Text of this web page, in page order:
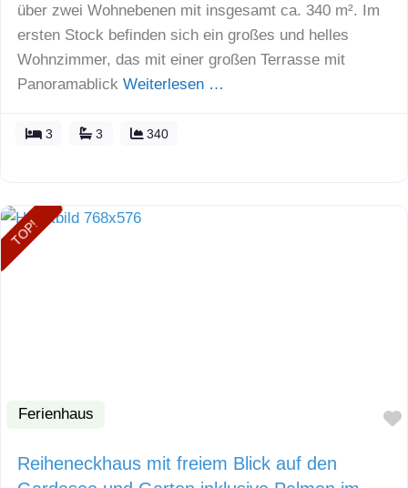
über zwei Wohnebenen mit insgesamt ca. 340 m². Im
ersten Stock befinden sich ein großes und helles
Wohnzimmer, das mit einer großen Terrasse mit
Panoramablick Weiterlesen …
3 3 340
TOP!
Ferienhaus
Reiheneckhaus mit freiem Blick auf den